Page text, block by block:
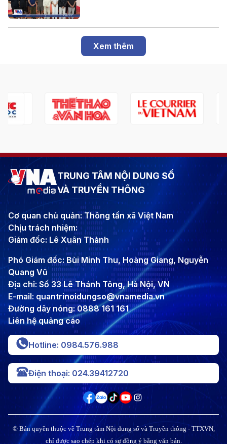
Xem thêm
TRUNG TÂM NỘI DUNG SỐ
VÀ TRUYỀN THÔNG
Cơ quan chủ quản: Thông tấn xã Việt Nam
Chịu trách nhiệm:
Giám đốc: Lê Xuân Thành
Phó Giám đốc: Bùi Minh Thu, Hoàng Giang, Nguyễn
Quang Vũ
Địa chỉ: Số 33 Lê Thánh Tông, Hà Nội, VN
E-mail: quantrinoidungso@vnamedia.vn
Đường dây nóng: 0888 161 161
Liên hệ quảng cáo
Hotline: 0984.576.988
Điện thoại: 024.39412720
© Bản quyền thuộc về Trung tâm Nội dung số và Truyền thông - TTXVN,
chỉ được sao chép khi có sự đồng ý bằng văn bản.